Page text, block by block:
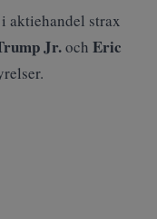
aktiehandel strax
Jr.och Eric